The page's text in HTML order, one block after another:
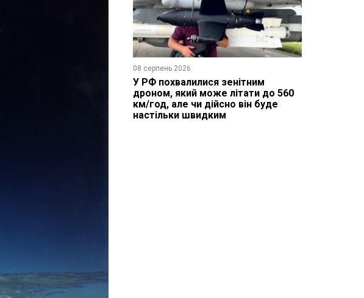
08 серпень 2026
У РФ похвалилися зенітним
дроном, який може літати до 560
км/год, але чи дійсно він буде
настільки швидким